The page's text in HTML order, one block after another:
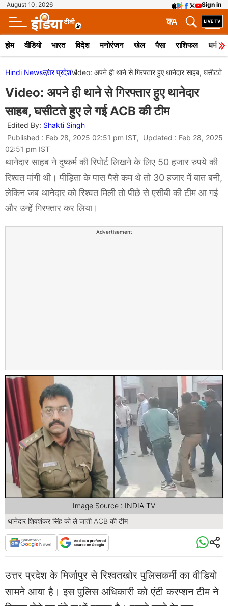
August 10, 2026 Sign in
A
क
होम वीडियो भारत विदेश मनोरंजन खेल पैसा राशिफल धर्म
Hindi Newsउत्तर प्रदेशVideo: अपने ही थाने से गिरफ्तार हुए थानेदार साहब, घसीटते
Video: अपने ही थाने से गिरफ्तार हुए थानेदार
साहब, घसीटते हुए ले गई ACB की टीम
Edited By: Shakti Singh
Published : Feb 28, 2025 02:51 pm IST, Updated : Feb 28, 2025
02:51 pm IST
थानेदार साहब ने दुष्कर्म की रिपोर्ट लिखने के लिए 50 हजार रुपये की
रिश्वत मांगी थी। पीड़िता के पास पैसे कम थे तो 30 हजार में बात बनी,
लेकिन जब थानेदार को रिश्वत मिली तो पीछे से एसीबी की टीम आ गई
और उन्हें गिरफ्तार कर लिया।
Advertisement
थानेदार शिवशंकर सिंह को ले जाती ACB की टीम
Image Source : INDIA TV
उत्तर प्रदेश के मिर्जापुर से रिश्वतखोर पुलिसकर्मी का वीडियो
सामने आया है। इस पुलिस अधिकारी को एंटी करप्शन टीम ने